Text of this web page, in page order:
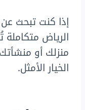
إذا كنت تبحث
الرياض
منزلك أو
الخيار الأمثل.